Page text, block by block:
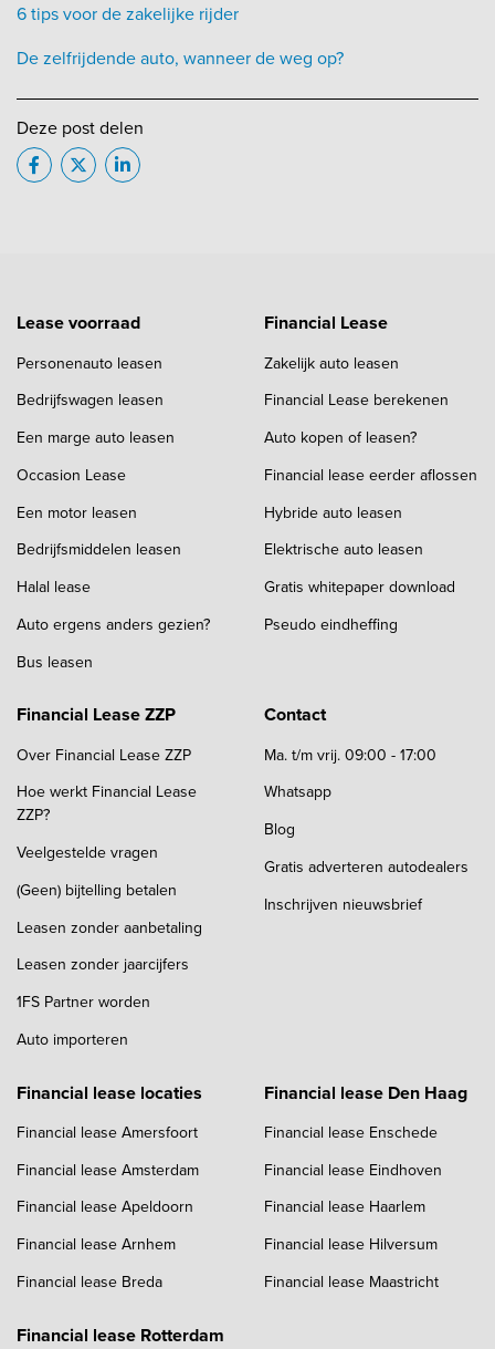
6 tips voor de zakelijke rijder
De zelfrijdende auto, wanneer de weg op?
Deze post delen
Lease voorraad
Personenauto leasen
Bedrijfswagen leasen
Een marge auto leasen
Occasion Lease
Een motor leasen
Bedrijfsmiddelen leasen
Halal lease
Auto ergens anders gezien?
Bus leasen
Financial Lease
Zakelijk auto leasen
Financial Lease berekenen
Auto kopen of leasen?
Financial lease eerder aflossen
Hybride auto leasen
Elektrische auto leasen
Gratis whitepaper download
Pseudo eindheffing
Financial Lease ZZP
Over Financial Lease ZZP
Hoe werkt Financial Lease
ZZP?
Veelgestelde vragen
(Geen) bijtelling betalen
Leasen zonder aanbetaling
Leasen zonder jaarcijfers
1FS Partner worden
Auto importeren
Contact
Ma. t/m vrij. 09:00 - 17:00
Whatsapp
Blog
Gratis adverteren autodealers
Inschrijven nieuwsbrief
Financial lease locaties
Financial lease Amersfoort
Financial lease Amsterdam
Financial lease Apeldoorn
Financial lease Arnhem
Financial lease Breda
Financial lease Den Haag
Financial lease Enschede
Financial lease Eindhoven
Financial lease Haarlem
Financial lease Hilversum
Financial lease Maastricht
Financial lease Rotterdam